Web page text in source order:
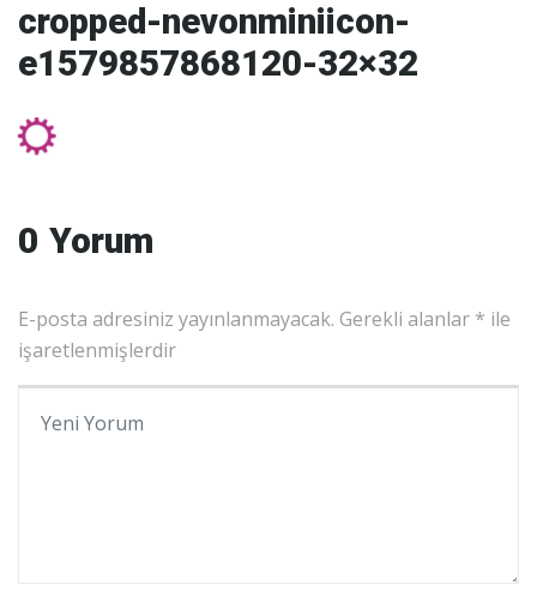
cropped-nevonminiicon-
e1579857868120-32×32
0 Yorum
E-posta adresiniz yayınlanmayacak. Gerekli alanlar * ile
işaretlenmişlerdir